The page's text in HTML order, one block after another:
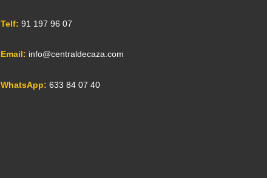
Telf: 91 197 96 07
Email: info@centraldecaza.com
WhatsApp: 633 84 07 40